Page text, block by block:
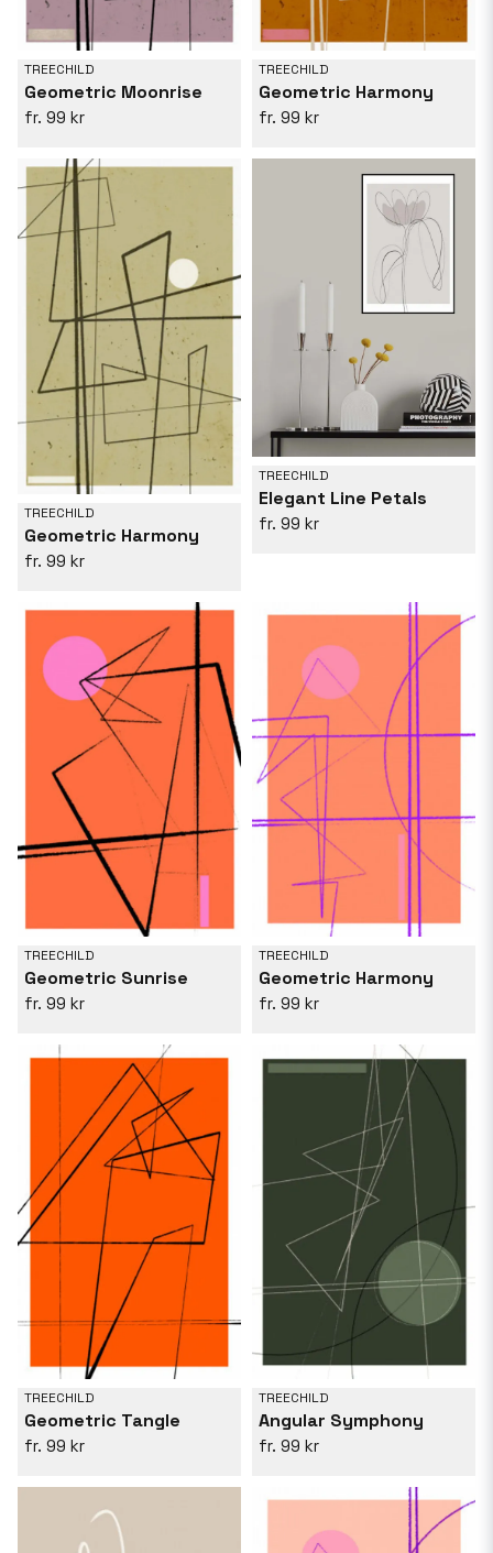
TREECHILD
Geometric Moonrise
99 kr
TREECHILD
Geometric Harmony
99 kr
TREECHILD
Geometric Harmony
99 kr
TREECHILD
Elegant Line Petals
99 kr
TREECHILD
Geometric Sunrise
99 kr
TREECHILD
Geometric Harmony
99 kr
TREECHILD
Geometric Tangle
99 kr
TREECHILD
Angular Symphony
99 kr